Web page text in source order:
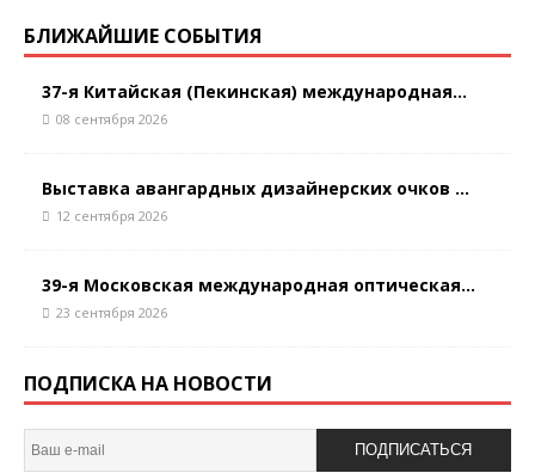
БЛИЖАЙШИЕ СОБЫТИЯ
37-я Китайская (Пекинская) международная...
08 сентября 2026
Выставка авангардных дизайнерских очков ...
12 сентября 2026
39-я Московская международная оптическая...
23 сентября 2026
ПОДПИСКА НА НОВОСТИ
ПОДПИСАТЬСЯ